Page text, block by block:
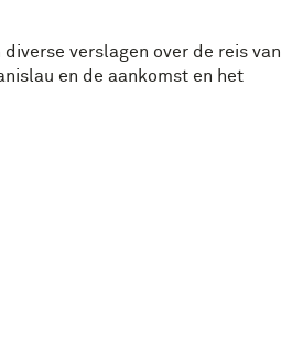
verslagen over de reis van
en de aankomst en het